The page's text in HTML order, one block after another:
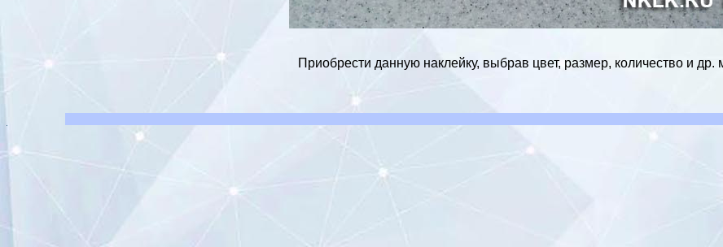
Приобрести данную наклейку, выбрав цвет, размер, количество и др.